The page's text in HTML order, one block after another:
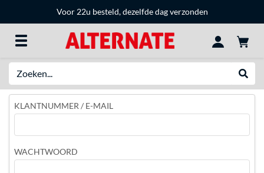
Voor 22u besteld, dezelfde dag verzonden
KLANTNUMMER / E-MAIL
WACHTWOORD